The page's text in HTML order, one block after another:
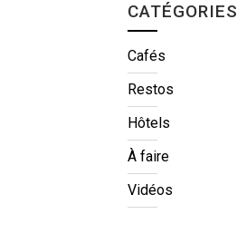
CATÉGORIES
Cafés
Restos
Hôtels
À faire
Vidéos